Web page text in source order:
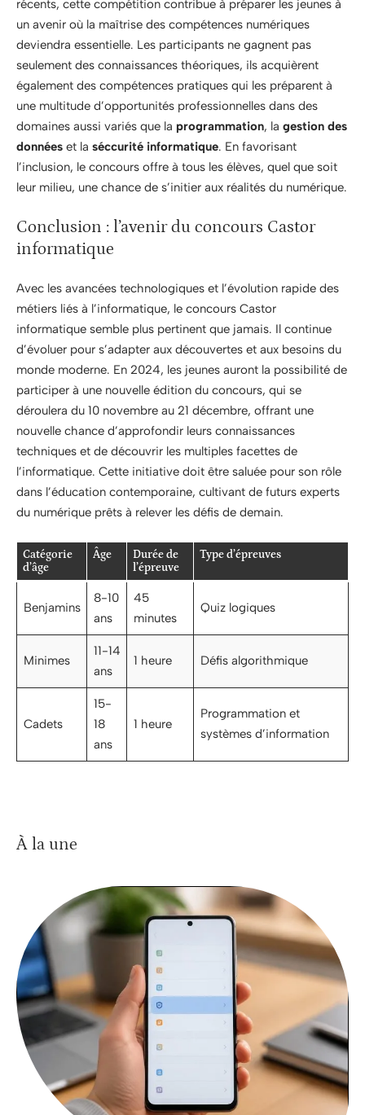
récents, cette compétition contribue à préparer les jeunes à
un avenir où la maîtrise des compétences numériques
deviendra essentielle. Les participants ne gagnent pas
seulement des connaissances théoriques, ils acquièrent
également des compétences pratiques qui les préparent à
une multitude d’opportunités professionnelles dans des
domaines aussi variés que la programmation, la gestion des
données et la séccurité informatique. En favorisant
l’inclusion, le concours offre à tous les élèves, quel que soit
leur milieu, une chance de s’initier aux réalités du numérique.
Conclusion : l’avenir du concours Castor
informatique
Avec les avancées technologiques et l’évolution rapide des
métiers liés à l’informatique, le concours Castor
informatique semble plus pertinent que jamais. Il continue
d’évoluer pour s’adapter aux découvertes et aux besoins du
monde moderne. En 2024, les jeunes auront la possibilité de
participer à une nouvelle édition du concours, qui se
déroulera du 10 novembre au 21 décembre, offrant une
nouvelle chance d’approfondir leurs connaissances
techniques et de découvrir les multiples facettes de
l’informatique. Cette initiative doit être saluée pour son rôle
dans l’éducation contemporaine, cultivant de futurs experts
du numérique prêts à relever les défis de demain.
Catégorie
d’âge
Âge
Durée de
l’épreuve
Type d’épreuves
Benjamins
8-10
ans
45
minutes
Quiz logiques
Minimes
11-14
ans
1 heure Défis algorithmique
Cadets
15-
18
ans
1 heure
Programmation et
systèmes d’information
À la une